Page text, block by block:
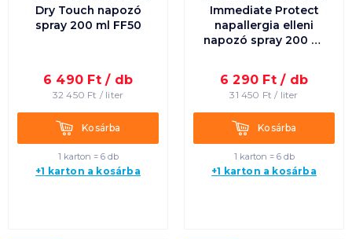
Egységár szerint
csökkenő
Termék neve A-Z
Termék neve Z-A
Dry Touch napozó
spray 200 ml FF50
6 490 Ft / db
32 450 Ft / liter
KosárbaKosárba
1 karton = 6 db
+1 karton a kosárba
Immediate Protect
napallergia elleni
napozó spray 200 ml
6 290 Ft / db
31 450 Ft / liter
KosárbaKosárba
1 karton = 6 db
+1 karton a kosárba